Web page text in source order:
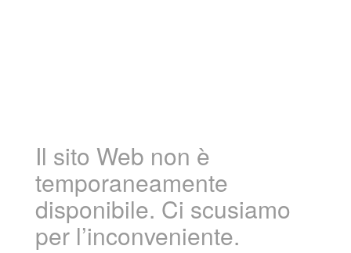
Il sito Web non è
temporaneamente
disponibile. Ci scusiamo
per l’inconveniente.